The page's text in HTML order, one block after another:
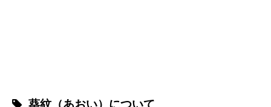
葵紋（あおい） について